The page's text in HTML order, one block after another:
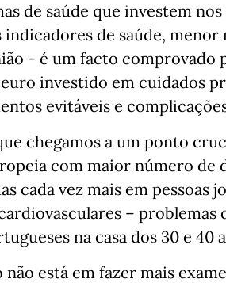
de saúde que investem
de saúde,
- é um facto comprovado
investido em cuidados
evitáveis e
chegamos a um ponto
com maior número de
cada vez mais em pessoas
– problemas
na casa dos 30 e 40
não está em fazer mais